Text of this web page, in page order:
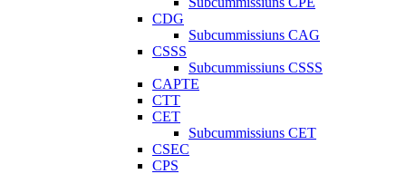
CDG
Subcummissiuns CAG
CSSS
Subcummissiuns CSSS
CAPTE
CTT
CET
Subcummissiuns CET
CSEC
CPS